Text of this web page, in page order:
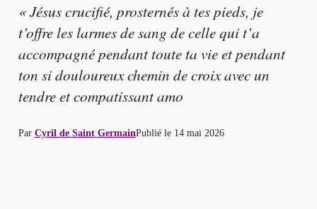
« Jésus crucifié, prosternés à tes pieds, je
t’offre les larmes de sang de celle qui t’a
accompagné pendant toute ta vie et pendant
ton si douloureux chemin de croix avec un
tendre et compatissant amo
Par Cyril de Saint GermainPublié le 14 mai 2026